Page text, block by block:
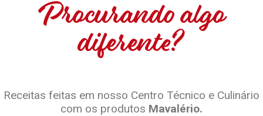
Procurando algo
diferente?
Receitas feitas em nosso Centro Técnico e Culinário
com os produtos Mavalério.